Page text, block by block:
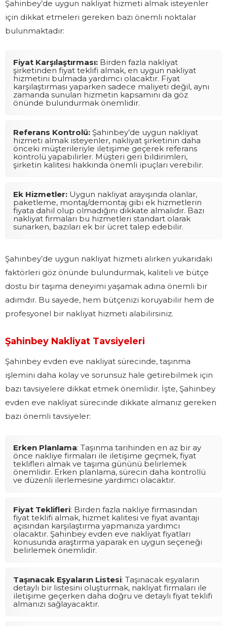
Şahinbey’de uygun nakliyat hizmeti almak isteyenler
için dikkat etmeleri gereken bazı önemli noktalar
bulunmaktadır:
Fiyat Karşılaştırması: Birden fazla nakliyat
şirketinden fiyat teklifi almak, en uygun nakliyat
hizmetini bulmada yardımcı olacaktır. Fiyat
karşılaştırması yaparken sadece maliyeti değil, aynı
zamanda sunulan hizmetin kapsamını da göz
önünde bulundurmak önemlidir.
Referans Kontrolü: Şahinbey’de uygun nakliyat
hizmeti almak isteyenler, nakliyat şirketinin daha
önceki müşterileriyle iletişime geçerek referans
kontrolü yapabilirler. Müşteri geri bildirimleri,
şirketin kalitesi hakkında önemli ipuçları verebilir.
Ek Hizmetler: Uygun nakliyat arayışında olanlar,
paketleme, montaj/demontaj gibi ek hizmetlerin
fiyata dahil olup olmadığını dikkate almalıdır. Bazı
nakliyat firmaları bu hizmetleri standart olarak
sunarken, bazıları ek bir ücret talep edebilir.
Şahinbey’de uygun nakliyat hizmeti alırken yukarıdaki
faktörleri göz önünde bulundurmak, kaliteli ve bütçe
dostu bir taşıma deneyimi yaşamak adına önemli bir
adımdır. Bu sayede, hem bütçenizi koruyabilir hem de
profesyonel bir nakliyat hizmeti alabilirsiniz.
Şahinbey Nakliyat Tavsiyeleri
Şahinbey evden eve nakliyat sürecinde, taşınma
işlemini daha kolay ve sorunsuz hale getirebilmek için
bazı tavsiyelere dikkat etmek önemlidir. İşte, Şahinbey
evden eve nakliyat sürecinde dikkate almanız gereken
bazı önemli tavsiyeler:
Erken Planlama: Taşınma tarihinden en az bir ay
önce nakliye firmaları ile iletişime geçmek, fiyat
teklifleri almak ve taşıma gününü belirlemek
önemlidir. Erken planlama, sürecin daha kontrollü
ve düzenli ilerlemesine yardımcı olacaktır.
Fiyat Teklifleri: Birden fazla nakliye firmasından
fiyat teklifi almak, hizmet kalitesi ve fiyat avantajı
açısından karşılaştırma yapmanıza yardımcı
olacaktır. Şahinbey evden eve nakliyat fiyatları
konusunda araştırma yaparak en uygun seçeneği
belirlemek önemlidir.
Taşınacak Eşyaların Listesi: Taşınacak eşyaların
detaylı bir listesini oluşturmak, nakliyat firmaları ile
iletişime geçerken daha doğru ve detaylı fiyat teklifi
almanızı sağlayacaktır.